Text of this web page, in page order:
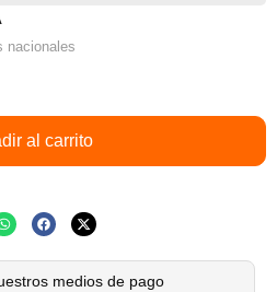
nacionales
al carrito
medios de pago